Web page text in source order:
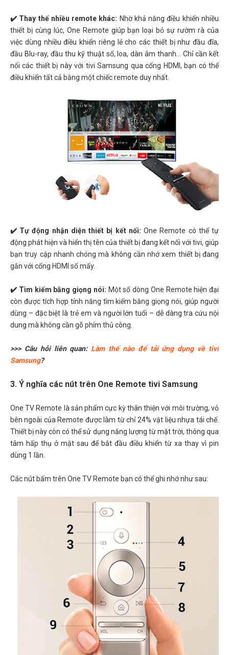
✔️ Thay thế nhiều remote khác: Nhờ khả năng điều khiển nhiều
thiết bị cùng lúc, One Remote giúp bạn loại bỏ sự rườm rà của
việc dùng nhiều điều khiển riêng lẻ cho các thiết bị như đầu đĩa,
đầu Blu-ray, đầu thu kỹ thuật số, loa, dàn âm thanh... Chỉ cần kết
nối các thiết bị này với tivi Samsung qua cổng HDMI, bạn có thể
điều khiển tất cả bằng một chiếc remote duy nhất.
✔️ Tự động nhận diện thiết bị kết nối: One Remote có thể tự
động phát hiện và hiển thị tên của thiết bị đang kết nối với tivi, giúp
bạn truy cập nhanh chóng mà không cần nhớ xem thiết bị đang
gắn với cổng HDMI số mấy.
✔️ Tìm kiếm bằng giọng nói: Một số dòng One Remote hiện đại
còn được tích hợp tính năng tìm kiếm bằng giọng nói, giúp người
dùng – đặc biệt là trẻ em và người lớn tuổi – dễ dàng tra cứu nội
dung mà không cần gõ phím thủ công.
>>> Câu hỏi liên quan: Làm thế nào để tải ứng dụng về tivi
Samsung?
3. Ý nghĩa các nút trên One Remote tivi Samsung
One TV Remote là sản phẩm cực kỳ thân thiện với môi trường, vỏ
bên ngoài của Remote được làm từ chỉ 24% vật liệu nhựa tái chế.
Thiết bị này còn có thể sử dụng năng lượng từ mặt trời, thông qua
tâm hấp thụ ở mặt sau để bắt đầu điều khiển từ xa thay vì pin
dùng 1 lần.
Các nút bấm trên One TV Remote bạn có thể ghi nhớ như sau: